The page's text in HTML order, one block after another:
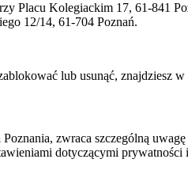
Placu Kolegiackim 17, 61-841
12/14, 61-704 Poznań.
lub usunąć, znajdziesz w
zwraca szczególną
dotyczącymi